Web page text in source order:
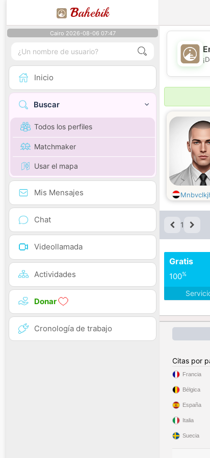
Bahebik
Cairo 2026-08-06 07:47
Inicio
Buscar
Todos los perfiles
Matchmaker
Usar el mapa
Mis Mensajes
Chat
Videollamada
Actividades
Donar
Cronología de trabajo
1
Gratis
100%
Citas por
Francia
Bélgica
España
Italia
Suecia